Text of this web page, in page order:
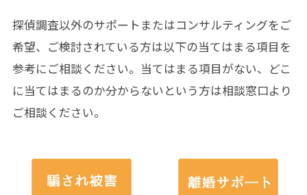
探偵調査以外のサポートまたはコンサルティングをご
希望、ご検討されている方は以下の当てはまる項目を
参考にご相談ください。当てはまる項目がない、どこ
に当てはまるのか分からないという方は相談窓口より
ご相談ください。